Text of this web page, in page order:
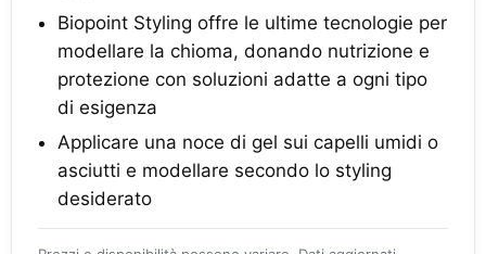
Biopoint Styling offre le ultime tecnologie per
modellare la chioma, donando nutrizione e
protezione con soluzioni adatte a ogni tipo
di esigenza
Applicare una noce di gel sui capelli umidi o
asciutti e modellare secondo lo styling
desiderato